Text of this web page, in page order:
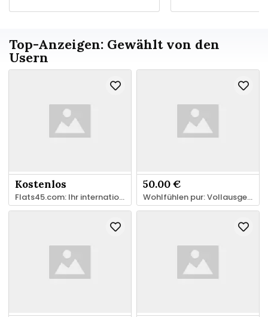
Top-Anzeigen: Gewählt von den
Usern
Kostenlos
Flats45.com: Ihr internationales Portal für Immobilien & Unterkünfte
50.00 €
Wohlfühlen pur: Vollausgestattete Ferienwohnung mit Balkon